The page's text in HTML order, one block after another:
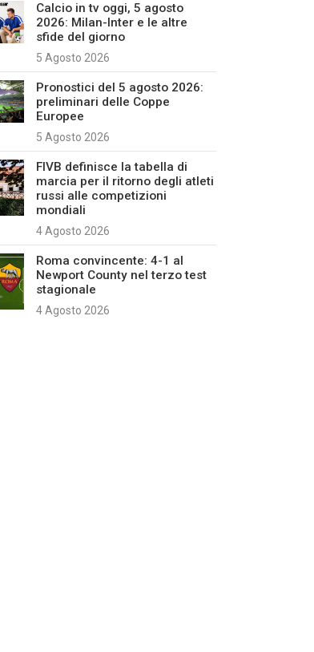
Calcio in tv oggi, 5 agosto
2026: Milan-Inter e le altre
sfide del giorno
5 Agosto 2026
Pronostici del 5 agosto 2026:
preliminari delle Coppe
Europee
5 Agosto 2026
FIVB definisce la tabella di
marcia per il ritorno degli atleti
russi alle competizioni
mondiali
4 Agosto 2026
Roma convincente: 4-1 al
Newport County nel terzo test
stagionale
4 Agosto 2026